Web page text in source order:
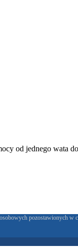
od jednego wata
pozostawionych w